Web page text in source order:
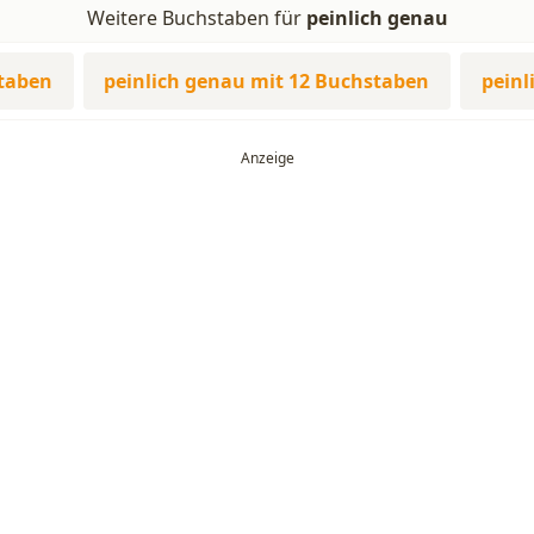
Weitere Buchstaben für peinlich genau
peinlich genau mit 12 Buchstaben